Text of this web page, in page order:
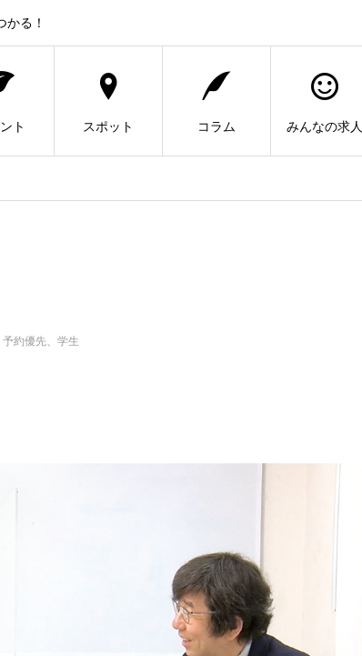
る！
ト スポット コラム みんなの求人
約優先、学生